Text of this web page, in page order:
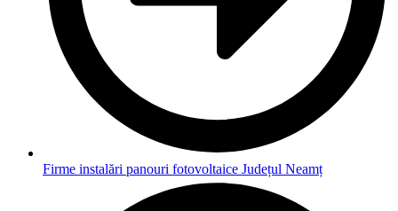
Firme instalări panouri fotovoltaice Județul Neamț